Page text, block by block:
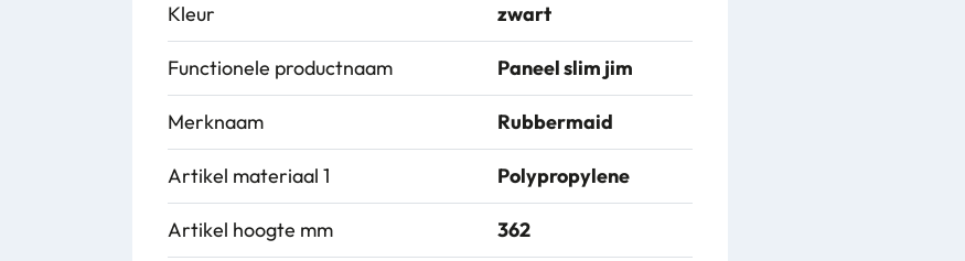
Kleur zwart
Functionele productnaam Paneel slim jim
Merknaam Rubbermaid
Artikel materiaal 1 Polypropylene
Artikel hoogte mm 362